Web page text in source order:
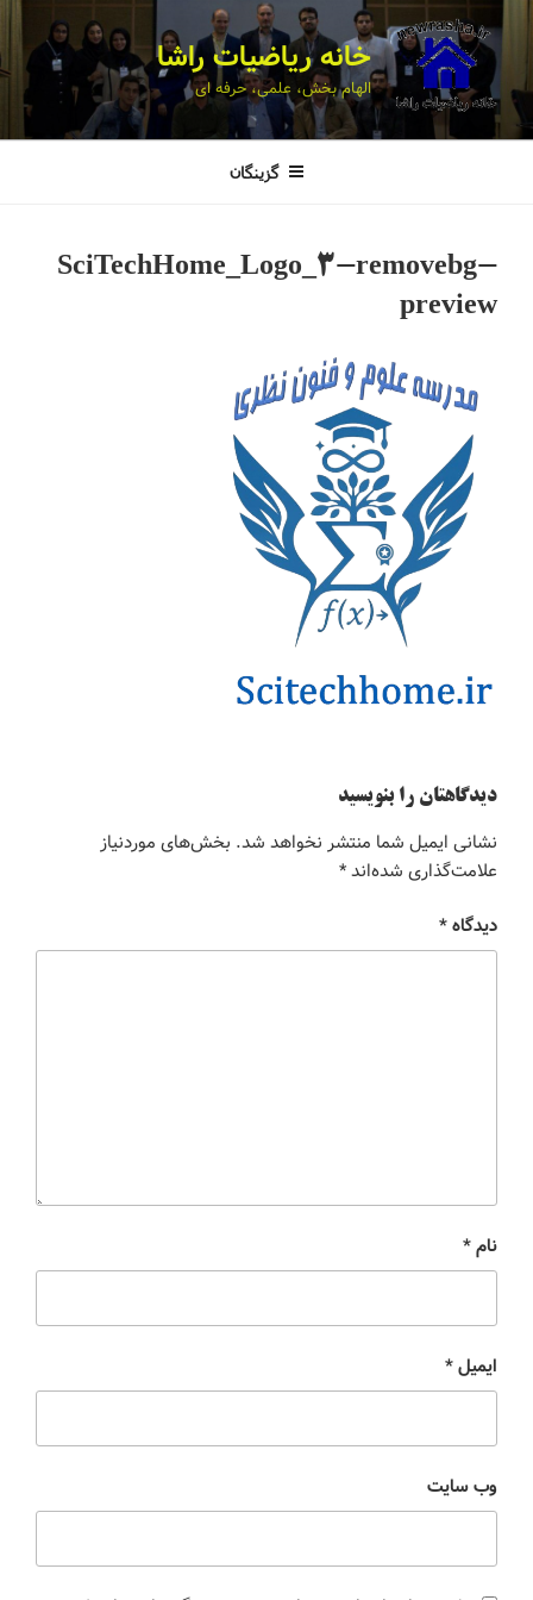
خانه ریاضیات راشا
الهام بخش، علمی، حرفه ای
گزینگان
SciTechHome_Logo_3-removebg-
preview
دیدگاهتان را بنویسید
نشانی ایمیل شما منتشر نخواهد شد. بخش‌های موردنیاز
علامت‌گذاری شده‌اند*
دیدگاه*
نام*
ایمیل*
وب‌ سایت